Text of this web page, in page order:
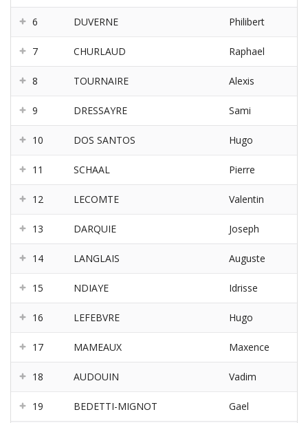
6 DUVERNE Philibert
7 CHURLAUD Raphael
8 TOURNAIRE Alexis
9 DRESSAYRE Sami
10 DOS SANTOS Hugo
11 SCHAAL Pierre
12 LECOMTE Valentin
13 DARQUIE Joseph
14 LANGLAIS Auguste
15 NDIAYE Idrisse
16 LEFEBVRE Hugo
17 MAMEAUX Maxence
18 AUDOUIN Vadim
19 BEDETTI-MIGNOT Gael